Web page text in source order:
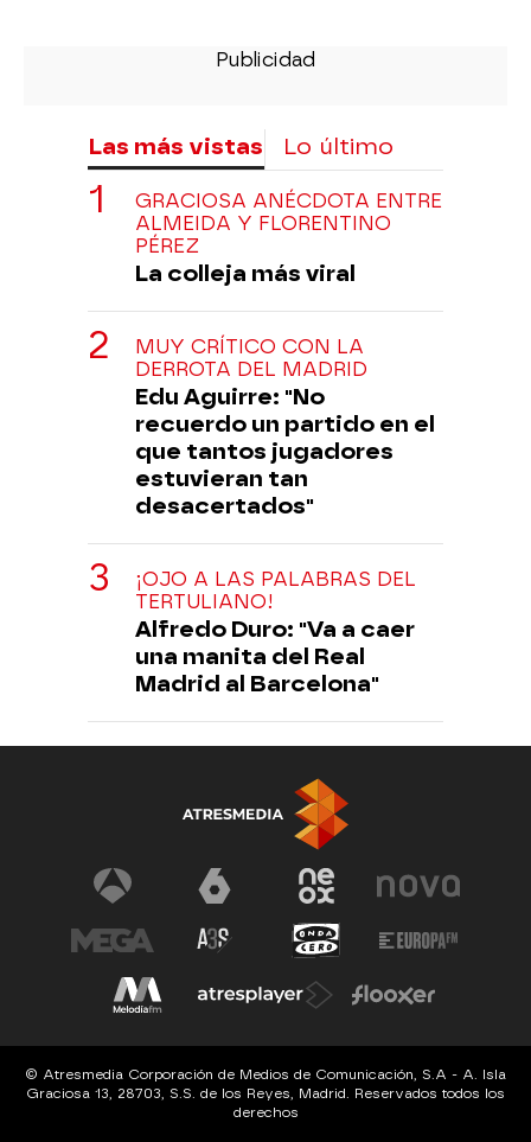
Las más vistas Lo último
GRACIOSA ANÉCDOTA ENTRE
ALMEIDA Y FLORENTINO
PÉREZ
La colleja más viral
MUY CRÍTICO CON LA
DERROTA DEL MADRID
Edu Aguirre: "No
recuerdo un partido en el
que tantos jugadores
estuvieran tan
desacertados"
¡OJO A LAS PALABRAS DEL
TERTULIANO!
Alfredo Duro: "Va a caer
una manita del Real
Madrid al Barcelona"
© Atresmedia Corporación de Medios de Comunicación, S.A - A. Isla
Graciosa 13, 28703, S.S. de los Reyes, Madrid. Reservados todos los
derechos